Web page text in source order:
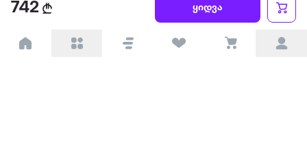
742 ყიდვა
წესები და პირობები
პარტნიორებისთვის